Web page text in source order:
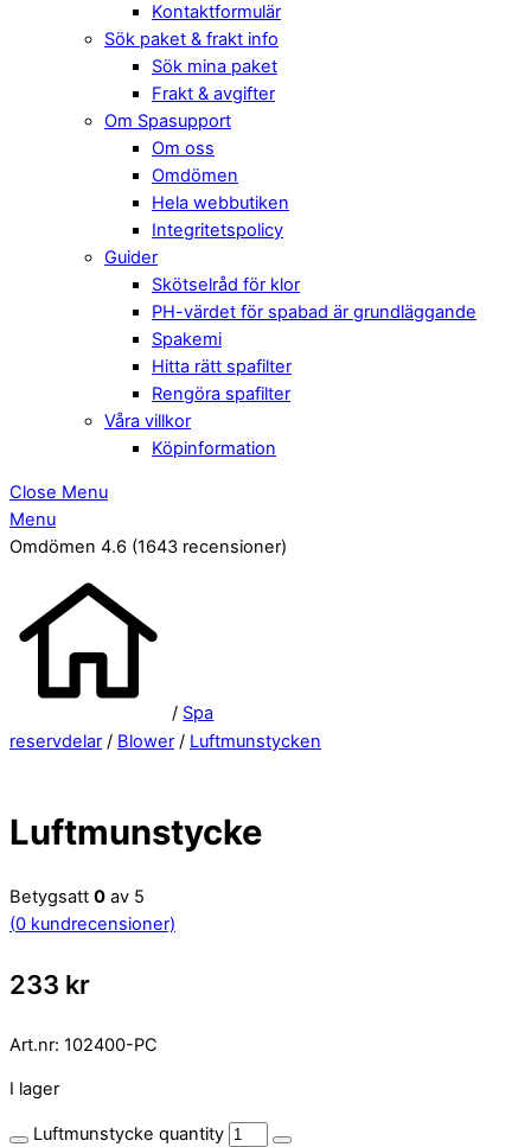
Kontaktformulär
Sök paket & frakt info
Sök mina paket
Frakt & avgifter
Om Spasupport
Om oss
Omdömen
Hela webbutiken
Integritetspolicy
Guider
Skötselråd för klor
PH-värdet för spabad är grundläggande
Spakemi
Hitta rätt spafilter
Rengöra spafilter
Våra villkor
Köpinformation
Close Menu
Menu
Omdömen 4.6 (1643 recensioner)
/ Spa
reservdelar / Blower / Luftmunstycken
Luftmunstycke
Betygsatt 0 av 5
(0 kundrecensioner)
233 kr
Art.nr: 102400-PC
I lager
Luftmunstycke quantity